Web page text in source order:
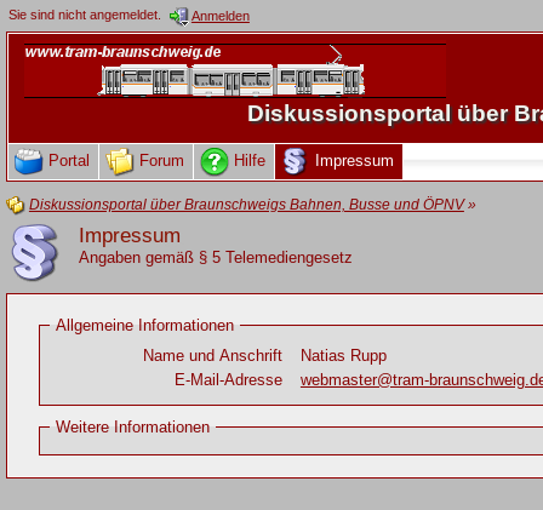
Sie sind nicht angemeldet. Anmelden
Diskussionsportal über
Portal Forum Hilfe Impressum
Diskussionsportal über Braunschweigs Bahnen, Busse und ÖPNV»
Impressum
Angaben gemäß § 5 Telemediengesetz
Allgemeine Informationen
Name und Anschrift
Natias Rupp
E-Mail-Adresse
webmaster@tram-
Weitere Informationen